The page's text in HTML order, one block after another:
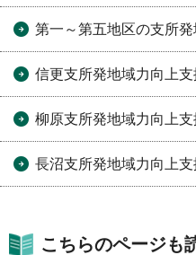
第一～第五地区の支所
信更支所発地域力向上
柳原支所発地域力向上
長沼支所発地域力向上
こちらのページも